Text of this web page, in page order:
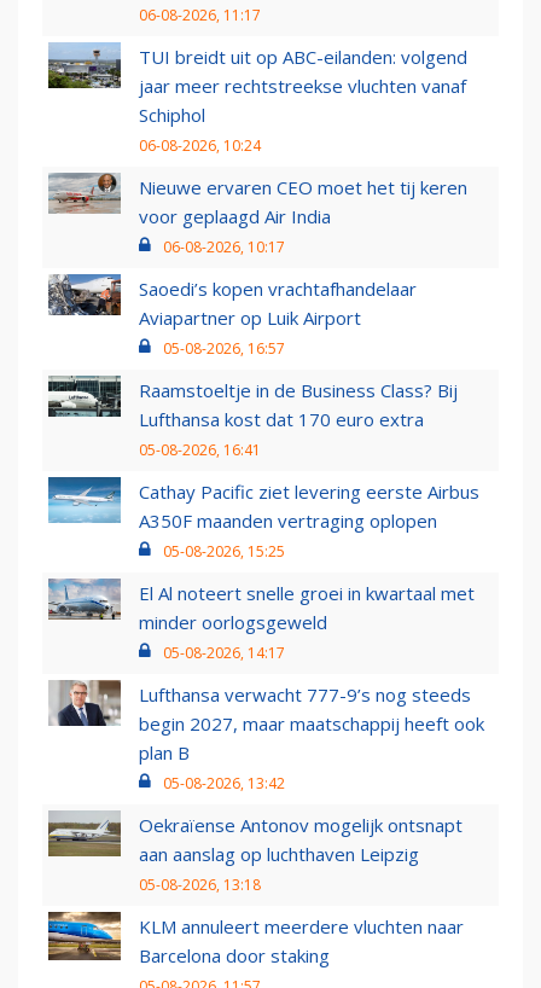
06-08-2026, 11:17
TUI breidt uit op ABC-eilanden: volgend
jaar meer rechtstreekse vluchten vanaf
Schiphol
06-08-2026, 10:24
Nieuwe ervaren CEO moet het tij keren
voor geplaagd Air India
06-08-2026, 10:17
Saoedi’s kopen vrachtafhandelaar
Aviapartner op Luik Airport
05-08-2026, 16:57
Raamstoeltje in de Business Class? Bij
Lufthansa kost dat 170 euro extra
05-08-2026, 16:41
Cathay Pacific ziet levering eerste Airbus
A350F maanden vertraging oplopen
05-08-2026, 15:25
El Al noteert snelle groei in kwartaal met
minder oorlogsgeweld
05-08-2026, 14:17
Lufthansa verwacht 777-9’s nog steeds
begin 2027, maar maatschappij heeft ook
plan B
05-08-2026, 13:42
Oekraïense Antonov mogelijk ontsnapt
aan aanslag op luchthaven Leipzig
05-08-2026, 13:18
KLM annuleert meerdere vluchten naar
Barcelona door staking